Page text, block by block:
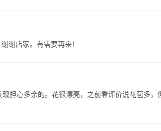
谢店家。有需要再来！
担心多余的。花很漂亮，之前看评价说花苞多